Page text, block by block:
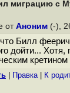
миграцию с
от Аноним (-),
Билл
дойти... Хотя,
кретином
Правка| К